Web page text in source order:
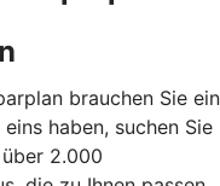
brauchen Sie ein
haben, suchen Sie
2.000